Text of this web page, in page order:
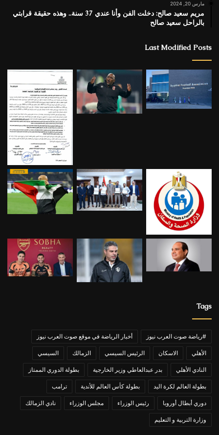
مارس 20, 2024
مريم سعيد صالح: دخلت الفن وأنا عندي 37 سنة.. وهذه حقيقة قرابتي
بالراحل سعيد صالح
Last Modified Posts
Tags
#رياضة صوت العرب نيوز أخبار الرياضة في موقع صوت العرب نيوز
الأهلي الاسكان الرئيس السيسي الزمالك السيسي
النادي الأهلي بدر عبدالعاطي وزير الخارجية بطولة الدوري الممتاز
بطولة العالم لكرة اليد بطولة كأس العالم للأندية ترامب
دوري أبطال أوروبا رئيس الوزراء مجلس الوزراء نادي الزمالك
وزارة التربية و التعليم